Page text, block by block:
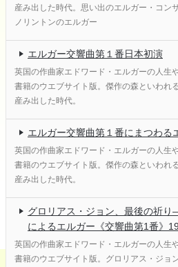
産み出した時代。思い出のエルガー・コン
ノリントンのエルガー
エルガー交響曲第１番日本初演
英国の作曲家エドワード・エルガーの人生
書籍のウエブサイト版。傑作の森といわれ
産み出した時代。
エルガー交響曲第１番にまつわる
英国の作曲家エドワード・エルガーの人生
書籍のウエブサイト版。傑作の森といわれ
産み出した時代。
グロリアス・ジョン、最後の祈
によるエルガー《交響曲第1番》
英国の作曲家エドワード・エルガーの人生
書籍のウエブサイト版。グロリアス・ジ